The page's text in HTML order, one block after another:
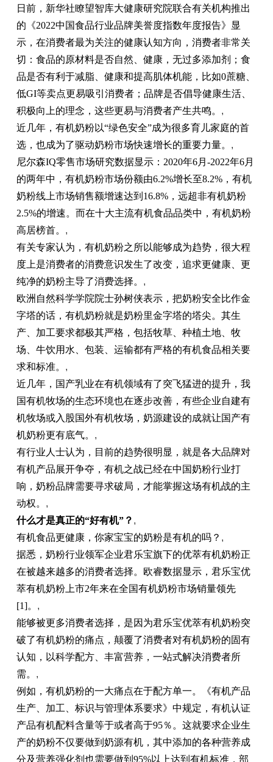
日前，新华社瞭望智库大健康研究院联合有关机构推出
的《2022中国食品行业品牌美誉度指数年度报告》显
示，在消费者最为关注的健康认知方向，消费者非常关
切：食品的原材料是否自然、健康，无过多添加剂；食
品是否有利于减脂、健康和提高肌体机能，比如0蔗糖、
低GI等卖点更易吸引消费者；品牌是否倡导健康生活、
积极向上的理念，这些更易与消费者产生共鸣。 ,
近 几年，有机奶粉以“绿色安全”成为很多育儿家庭的首
选，也成为了驱动奶粉市场快速增长的重要力量。 ,
尼尔森IQ零售市场研究数据显示：2020年6月-2022年6月
的两年中，有机奶粉市场份额由6.2%增长至8.2%，有机
奶粉线上市场销售额增速达到16.8%，远超非有机奶粉
2.5%的增速。而在十大主流有机食品品类中，有机奶粉
高居榜首。 ,
有关专家认为，有机奶粉之所以能够成为趋势，很大程
度上是消费者的消费意识发生了改变，追求更健康、更
纯净的奶粉主导了消费选择。 ,
欧洲自然科学学院院士孙树侠表示，把奶粉安全比作金
字塔的话，有机奶粉就是奶粉里金字塔的塔尖。其生
产、加工要求都极其严格，包括牧草、种植土地、 牧
场 、牛饮用水、包装、运输都有严格的有机食品相关要
求和标准。 ,
近 几年，国产乳业在有机领域有了突飞猛进的提升，我
国有机牧场的生态环境也在逐步改善，有些企业自建有
机牧场或入股国外有机牧场 ，奶源建设的成就让国产有
机奶粉更有底气。 ,
有行业人士认为，目前的趋势很明显，就是各大品牌对
有机产品展开争夺，有机之战已经在中国奶粉行业打
响，奶粉品牌需要寻求破局，才能掌握这场有机战的主
动权。 ,
什么才是真正的“好有机”？ ,
有机食品更健康，你家宝宝的奶粉是有机的吗？ ,
据悉，奶粉行业领军企业君乐宝旗下的优萃有机奶粉正
在被越来越多的消费者选择。欧睿数据显示，君乐宝优
萃有机奶粉上市2年来在全国有机奶粉市场销量领先
[1]。 ,
能够被更多消费者选择，是因为君乐宝优萃有机奶粉突
破了有机奶粉的痛点，颠覆了消费者对有机奶粉的固有
认知，以科学配方、丰富营养，一站式解决消费者所
需。 ,
例如，有机奶粉的一大痛点在于配方单一。《有机产品
生产、加工、标识与管理体系要求》中规定，有机认证
产品有机配料含量等于或者高于95％。这就要求企业生
产的奶粉不仅要做到奶源有机，其中添加的各种营养成
分及营养强化剂也需要做到95%以上达到有机标准，部